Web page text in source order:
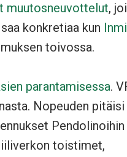
muutosneuvottelut,
konkretiaa kun
toivossa.
parantamisessa.
Nopeuden pitäisi
Pendolinoihin
toistimet,